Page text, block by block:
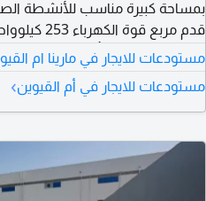
الدفع 4 دفعات
قوة كهرباء مناسبة للأنشطة
موقع عملي مناسب للمصانع
التخزين، الورش، والخدمات
مستودعات للايجار في مارينا ام
مستودعات للايجار في أم القيوين›